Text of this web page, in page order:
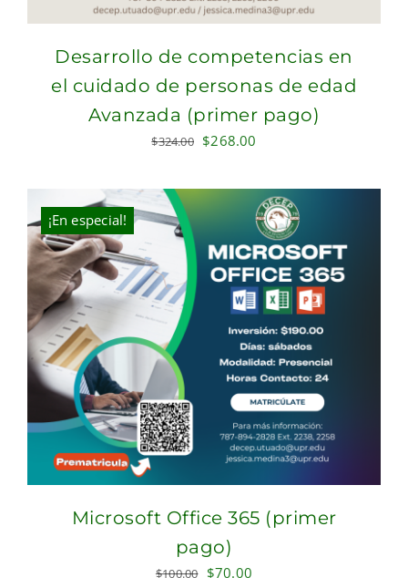
Desarrollo de competencias en
el cuidado de personas de edad
Avanzada (primer pago)
$324.00 Original
was:
$324.00.
$268.00
is:
$268.00.
¡En especial!
Microsoft Office 365 (primer
pago)
$100.00 Original
$70.00